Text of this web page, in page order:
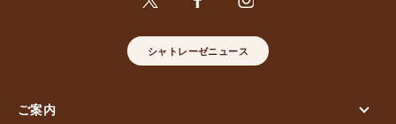
シャトレーゼニュース
ご案内